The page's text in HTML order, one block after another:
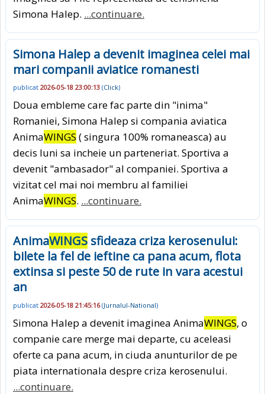
Simona Halep. ...continuare.
Simona Halep a devenit imaginea celei mai
mari companii aviatice romanesti
publicat 2026-05-18 23:00:13 (Click)
Doua embleme care fac parte din "inima"
Romaniei, Simona Halep si compania aviatica
AnimaWINGS ( singura 100% romaneasca) au
decis luni sa incheie un parteneriat. Sportiva a
devenit "ambasador" al companiei. Sportiva a
vizitat cel mai noi membru al familiei
AnimaWINGS. ...continuare.
AnimaWINGS sfideaza criza kerosenului:
bilete la fel de ieftine ca pana acum, flota
extinsa si peste 50 de rute in vara acestui
an
publicat 2026-05-18 21:45:16(Jurnalul-National)
Simona Halep a devenit imaginea AnimaWINGS, o
companie care merge mai departe, cu aceleasi
oferte ca pana acum, in ciuda anunturilor de pe
piata internationala despre criza kerosenului.
...continuare.